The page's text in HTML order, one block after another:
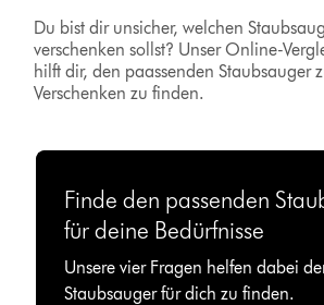
Du bist dir unsicher, welchen
verschenken sollst? Unser Online-
hilft dir, den paassenden Staubsauger
Verschenken zu finden.
Finde den passenden
für deine Bedürfnisse
Unsere vier Fragen helfen dabei
Staubsauger für dich zu finden.